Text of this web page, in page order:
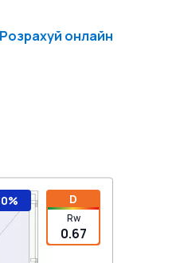
Розрахуй онлайн
D
Rw
0.67